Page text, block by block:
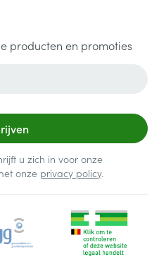
producten en promoties
u zich in voor onze
onze privacy policy.